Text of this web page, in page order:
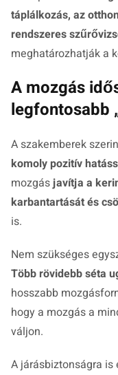
táplálkozás, az
rendszeres
meghatározhatják a
A mozgás
legfontosabb
A szakemberek
komoly pozitív
mozgásjavítja a
karbantartását és
is.
Nem szükséges
Több rövidebb séta
hosszabb
hogy a mozgás a
váljon.
A járásbiztonságra